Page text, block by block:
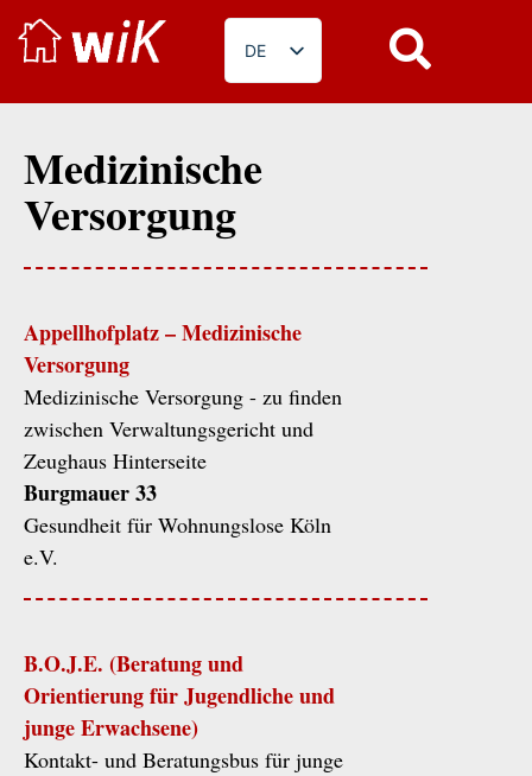
DE
EN
RO
Medizinische
Versorgung
Appellhofplatz – Medizinische
Versorgung
Medizinische Versorgung - zu finden
zwischen Verwaltungsgericht und
Zeughaus Hinterseite
Burgmauer 33
Gesundheit für Wohnungslose Köln
e.V.
B.O.J.E. (Beratung und
Orientierung für Jugendliche und
junge Erwachsene)
Kontakt- und Beratungsbus für junge